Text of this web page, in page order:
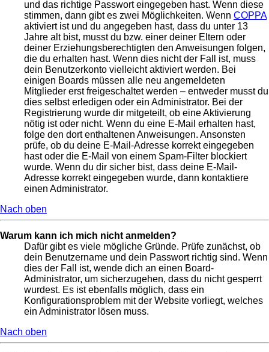
und das richtige Passwort eingegeben hast. Wenn diese
stimmen, dann gibt es zwei Möglichkeiten. Wenn COPPA
aktiviert ist und du angegeben hast, dass du unter 13
Jahre alt bist, musst du bzw. einer deiner Eltern oder
deiner Erziehungsberechtigten den Anweisungen folgen,
die du erhalten hast. Wenn dies nicht der Fall ist, muss
dein Benutzerkonto vielleicht aktiviert werden. Bei
einigen Boards müssen alle neu angemeldeten
Mitglieder erst freigeschaltet werden – entweder musst du
dies selbst erledigen oder ein Administrator. Bei der
Registrierung wurde dir mitgeteilt, ob eine Aktivierung
nötig ist oder nicht. Wenn du eine E-Mail erhalten hast,
folge den dort enthaltenen Anweisungen. Ansonsten
prüfe, ob du deine E-Mail-Adresse korrekt eingegeben
hast oder die E-Mail von einem Spam-Filter blockiert
wurde. Wenn du dir sicher bist, dass deine E-Mail-
Adresse korrekt eingegeben wurde, dann kontaktiere
einen Administrator.
Nach oben
Warum kann ich mich nicht anmelden?
Dafür gibt es viele mögliche Gründe. Prüfe zunächst, ob
dein Benutzername und dein Passwort richtig sind. Wenn
dies der Fall ist, wende dich an einen Board-
Administrator, um sicherzugehen, dass du nicht gesperrt
wurdest. Es ist ebenfalls möglich, dass ein
Konfigurationsproblem mit der Website vorliegt, welches
ein Administrator lösen muss.
Nach oben